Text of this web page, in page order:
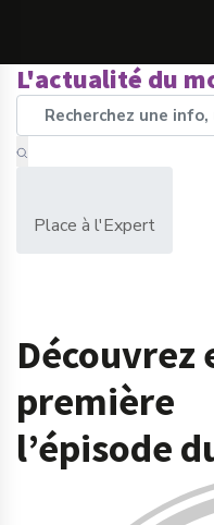
L'actualité du
Place à l'Expert
Découvrez
première
l’épisode